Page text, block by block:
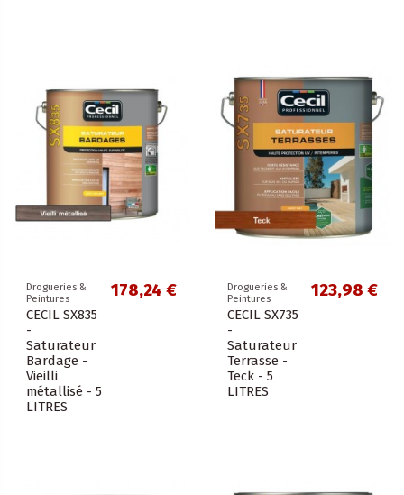
Drogueries &
Peintures
CECIL SX835
-
Saturateur
Bardage -
Vieilli
métallisé - 5
LITRES
178,24 €
Drogueries &
Peintures
CECIL SX735
-
Saturateur
Terrasse -
Teck - 5
LITRES
123,98 €